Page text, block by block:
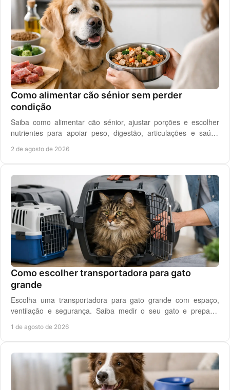
Como alimentar cão sénior sem perder
condição
Saiba como alimentar cão sénior, ajustar porções e escolher
nutrientes para apoiar peso, digestão, articulações e saúde
2 de agosto de 2026
Como escolher transportadora para gato
grande
Escolha uma transportadora para gato grande com espaço,
ventilação e segurança. Saiba medir o seu gato e preparar
1 de agosto de 2026